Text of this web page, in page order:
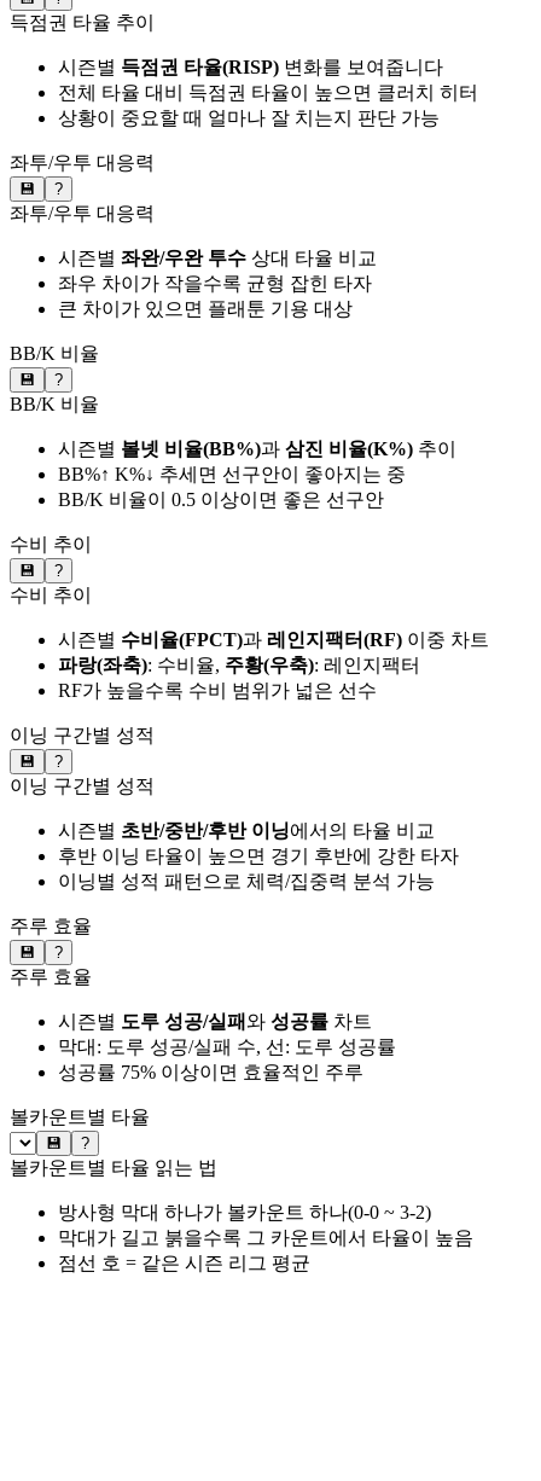
득점권 타율 추이
시즌별 득점권 타율(RISP) 변화를 보여줍니다
전체 타율 대비 득점권 타율이 높으면 클러치 히터
상황이 중요할 때 얼마나 잘 치는지 판단 가능
좌투/우투 대응력
💾 ?
좌투/우투 대응력
시즌별 좌완/우완 투수 상대 타율 비교
좌우 차이가 작을수록 균형 잡힌 타자
큰 차이가 있으면 플래툰 기용 대상
BB/K 비율
💾 ?
BB/K 비율
시즌별 볼넷 비율(BB%)과 삼진 비율(K%) 추이
BB%↑ K%↓ 추세면 선구안이 좋아지는 중
BB/K 비율이 0.5 이상이면 좋은 선구안
수비 추이
💾 ?
수비 추이
시즌별 수비율(FPCT)과 레인지팩터(RF) 이중 차트
파랑(좌축): 수비율, 주황(우축): 레인지팩터
RF가 높을수록 수비 범위가 넓은 선수
이닝 구간별 성적
💾 ?
이닝 구간별 성적
시즌별 초반/중반/후반 이닝에서의 타율 비교
후반 이닝 타율이 높으면 경기 후반에 강한 타자
이닝별 성적 패턴으로 체력/집중력 분석 가능
주루 효율
💾 ?
주루 효율
시즌별 도루 성공/실패와 성공률 차트
막대: 도루 성공/실패 수, 선: 도루 성공률
성공률 75% 이상이면 효율적인 주루
볼카운트별 타율
💾 ?
볼카운트별 타율 읽는 법
방사형 막대 하나가 볼카운트 하나(0-0 ~ 3-2)
막대가 길고 붉을수록 그 카운트에서 타율이 높음
점선 호 = 같은 시즌 리그 평균